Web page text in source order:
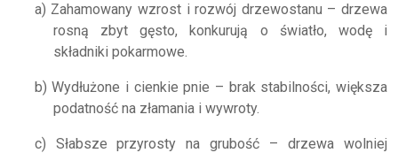
a) Zahamowany wzrost i rozwój drzewostanu – drzewa
rosną zbyt gęsto, konkurują o światło, wodę i
składniki pokarmowe.
b) Wydłużone i cienkie pnie – brak stabilności, większa
podatność na złamania i wywroty.
c) Słabsze przyrosty na grubość – drzewa wolniej